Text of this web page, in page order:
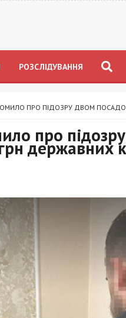
РОЗСЛІДУВАННЯ
ПРО ПІДОЗРУ ДВОМ
про
державних